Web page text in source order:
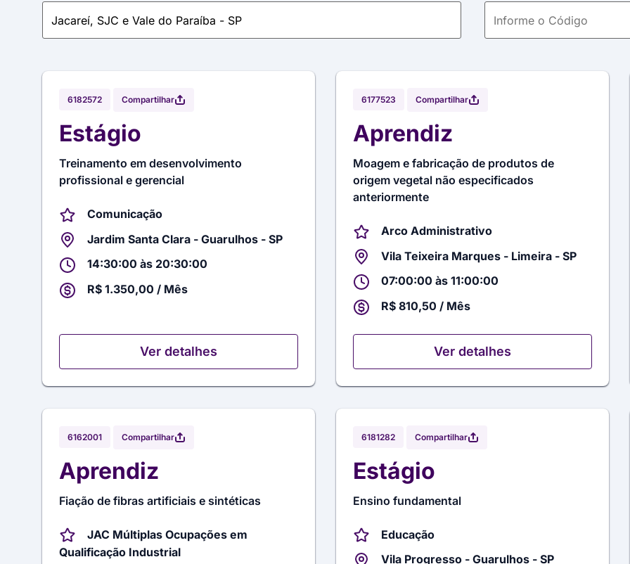
6182572 Compartilhar
Estágio
Treinamento em desenvolvimento
profissional e gerencial
Comunicação
Jardim Santa Clara - Guarulhos - SP
14:30:00 às 20:30:00
R$ 1.350,00 / Mês
Ver detalhes
6177523 Compartilhar
Aprendiz
Moagem e fabricação de produtos de
origem vegetal não especificados
anteriormente
Arco Administrativo
Vila Teixeira Marques - Limeira - SP
07:00:00 às 11:00:00
R$ 810,50 / Mês
Ver detalhes
6162001 Compartilhar
Aprendiz
Fiação de fibras artificiais e sintéticas
JAC Múltiplas Ocupações em
Qualificação Industrial
6181282 Compartilhar
Estágio
Ensino fundamental
Educação
Vila Progresso - Guarulhos - SP